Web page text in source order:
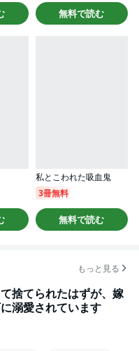
無料で読む
私とこわれた吸血鬼
3冊無料
無料で読む
もっと見る
捨てられたはずが、嫁
溺愛されています